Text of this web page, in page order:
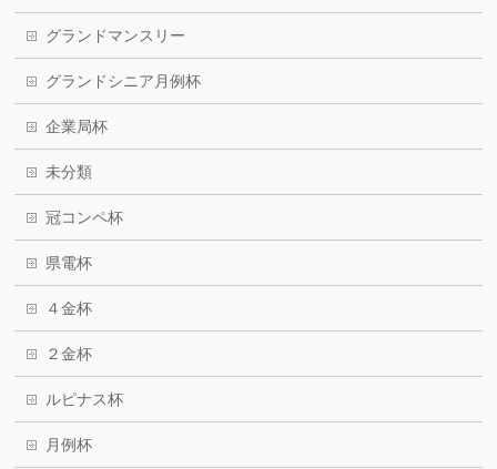
グランドマンスリー
グランドシニア月例杯
企業局杯
未分類
冠コンペ杯
県電杯
４金杯
２金杯
ルピナス杯
月例杯